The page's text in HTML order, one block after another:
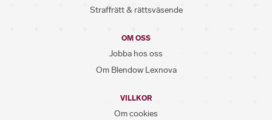
Straffrätt & rättsväsende
OM OSS
Jobba hos oss
Om Blendow Lexnova
VILLKOR
Om cookies